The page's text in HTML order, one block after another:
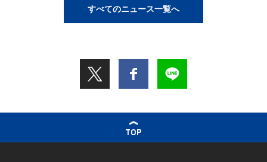
すべてのニュース一覧へ
TOP